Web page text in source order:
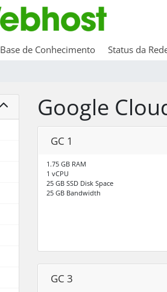
Base de Conhecimento Status da
Google
GC 1
1.75 GB RAM
1 vCPU
25 GB SSD Disk Space
25 GB Bandwidth
GC 3